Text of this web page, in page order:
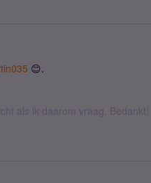
😊.
als ik daarom vraag. Bedankt!